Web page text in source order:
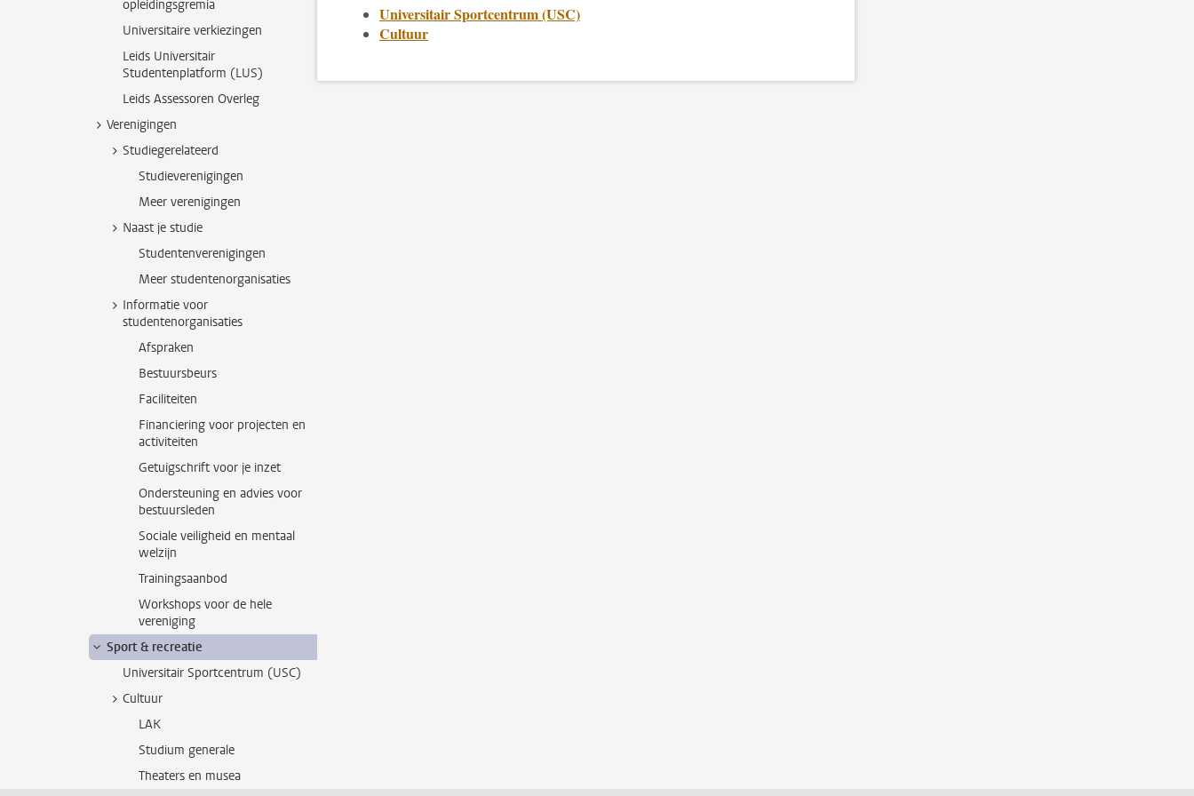
opleidingsgremia
Universitaire verkiezingen
Leids Universitair
Studentenplatform (LUS)
Leids Assessoren Overleg
Verenigingen
Studiegerelateerd
Studieverenigingen
Meer verenigingen
Naast je studie
Studentenverenigingen
Meer studentenorganisaties
Informatie voor
studentenorganisaties
Afspraken
Bestuursbeurs
Faciliteiten
Financiering voor projecten en
activiteiten
Getuigschrift voor je inzet
Ondersteuning en advies voor
bestuursleden
Sociale veiligheid en mentaal
welzijn
Trainingsaanbod
Workshops voor de hele
vereniging
Sport & recreatie
Universitair Sportcentrum (USC)
Cultuur
LAK
Studium generale
Theaters en musea
Universitair Sportcentrum (USC)
Cultuur